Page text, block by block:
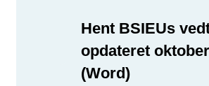
Hent BSIEUs
opdateret
(Word)